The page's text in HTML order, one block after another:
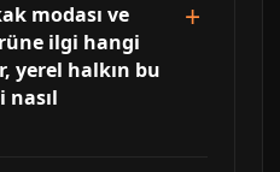
modası ve
ilgi hangi
yerel halkın bu